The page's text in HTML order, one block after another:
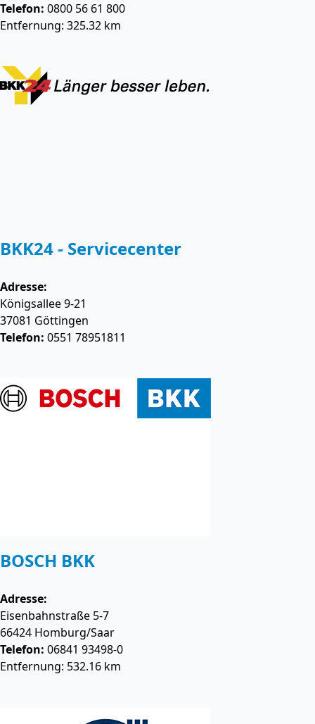
Telefon: 0800 56 61 800
Entfernung: 325.32 km
BKK24 - Servicecenter
Adresse:
Königsallee 9-21
37081 Göttingen
Telefon: 0551 78951811
BOSCH BKK
Adresse:
Eisenbahnstraße 5-7
66424 Homburg/Saar
Telefon: 06841 93498-0
Entfernung: 532.16 km